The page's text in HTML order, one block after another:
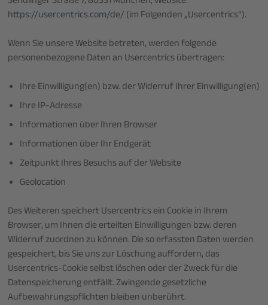
https://usercentrics.com/de/(im Folgenden „Usercentrics“).
Wenn Sie unsere Website betreten, werden folgende
personenbezogene Daten an Usercentrics übertragen:
Ihre Einwilligung(en) bzw. der Widerruf Ihrer Einwilligung(en)
Ihre IP-Adresse
Informationen über Ihren Browser
Informationen über Ihr Endgerät
Zeitpunkt Ihres Besuchs auf der Website
Geolocation
Des Weiteren speichert Usercentrics ein Cookie in Ihrem
Browser, um Ihnen die erteilten Einwilligungen bzw. deren
Widerruf zuordnen zu können. Die so erfassten Daten werden
gespeichert, bis Sie uns zur Löschung auffordern, das
Usercentrics-Cookie selbst löschen oder der Zweck für die
Datenspeicherung entfällt. Zwingende gesetzliche
Aufbewahrungspflichten bleiben unberührt.